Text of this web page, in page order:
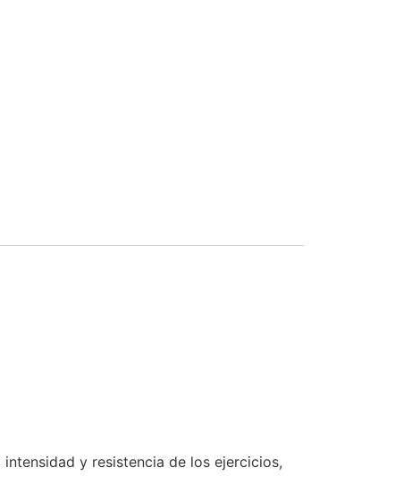
y resistencia de los ejercicios,